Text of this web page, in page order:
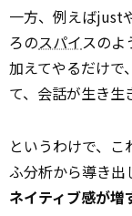
一方、例えばjust
ろのスパイスのよ
加えてやるだけで
て、会話が生き生
というわけで、
ふ分析から導き出
ネイティブ感が増